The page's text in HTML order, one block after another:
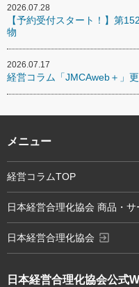
2026.07.28
【予約受付スタート！】第
物
2026.07.17
経営コラム「JMCAweb＋」
日本経営合理化協会公式
メニュー
経営コラムTOP
日本経営合理化協会 商品・サ
日本経営合理化協会 exit_to_app